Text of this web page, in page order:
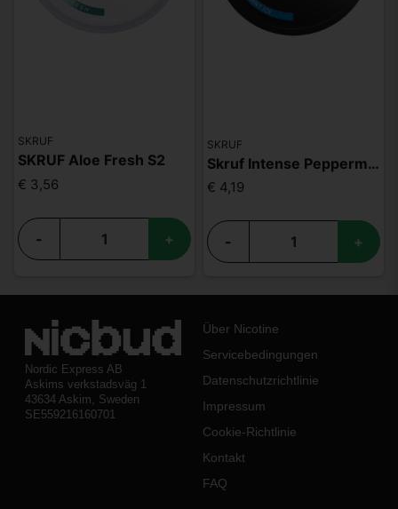
SKRUF
SKRUF Aloe Fresh S2
€ 3,56
- +
SKRUF
Skruf Intense Peppermint Ice S4
€ 4,19
- +
Nordic Express AB
Askims verkstadsväg 1
43634 Askim, Sweden
SE559216160701
Über Nicotine
Servicebedingungen
Datenschutzrichtlinie
Impressum
Cookie-Richtlinie
Kontakt
FAQ